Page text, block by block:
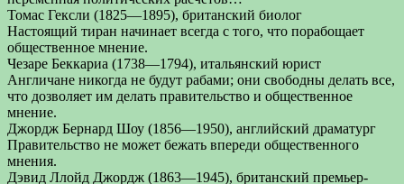
Томас Гексли (1825—1895), британский биолог
Настоящий тиран начинает всегда с того, что порабощает
общественное мнение.
Чезаре Беккариа (1738—1794), итальянский юрист
Англичане никогда не будут рабами; они свободны делать все,
что дозволяет им делать правительство и общественное
мнение.
Джордж Бернард Шоу (1856—1950), английский драматург
Правительство не может бежать впереди общественного
мнения.
Дэвид Ллойд Джордж (1863—1945), британский премьер-